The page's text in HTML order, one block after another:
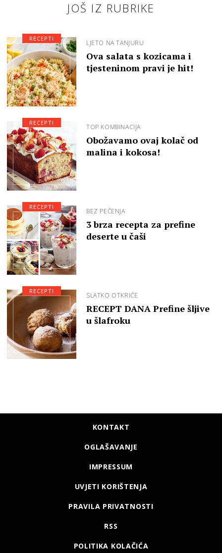
JOŠ IZ RUBRIKE
LJETO NA TANJURU
Ova salata s kozicama i
tjesteninom pravi je hit!
RECEPTI
TOP KOMBINACIJA
Obožavamo ovaj kolač od
malina i kokosa!
RECEPTI
BEZ PEČENJA
3 brza recepta za prefine
deserte u čaši
RECEPTI
SLATKO OTKRIĆE
RECEPT DANA Prefine šljive
u šlafroku
RECEPTI
KONTAKT
OGLAŠAVANJE
IMPRESSUM
UVJETI KORIŠTENJA
PRAVILA PRIVATNOSTI
RSS
POLITIKA KOLAČIĆA